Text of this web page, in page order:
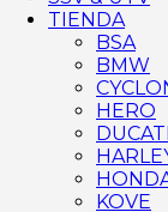
TIENDA
BSA
BMW
HERO
DUCATI
KOVE